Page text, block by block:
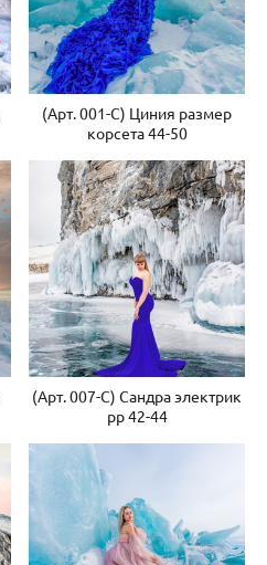
(Арт. 001-С) Циния размер
корсета 44-50
(Арт. 007-С) Сандра электрик
рр 42-44